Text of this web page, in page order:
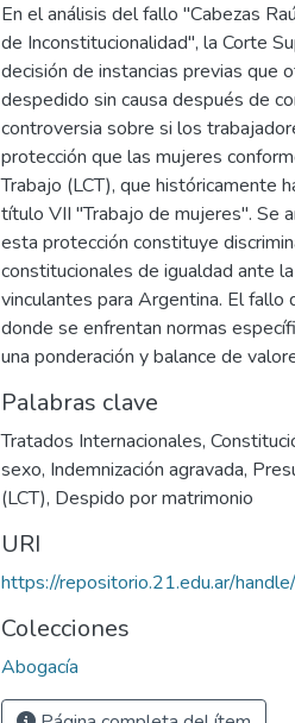
En el análisis del fallo "Cabezas
de Inconstitucionalidad", la Corte
decisión de instancias previas que
despedido sin causa después de
controversia sobre si los
protección que las mujeres
Trabajo (LCT), que históricamente
título VII "Trabajo de mujeres". Se
esta protección constituye
constitucionales de igualdad ante
vinculantes para Argentina. El fallo
donde se enfrentan normas
una ponderación y balance de
Palabras clave
Tratados Internacionales,
sexo, Indemnización agravada,
(LCT), Despido por matrimonio
URI
https://repositorio.21.edu.ar/
Colecciones
Abogacía